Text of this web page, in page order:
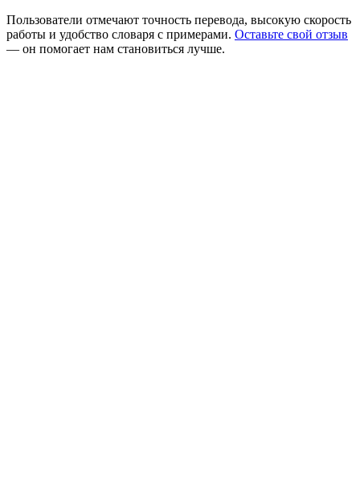
Пользователи отмечают точность перевода, высокую скорость
работы и удобство словаря с примерами. Оставьте свой отзыв
— он помогает нам становиться лучше.